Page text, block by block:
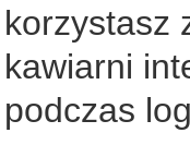
korzystasz
kawiarni
podczas